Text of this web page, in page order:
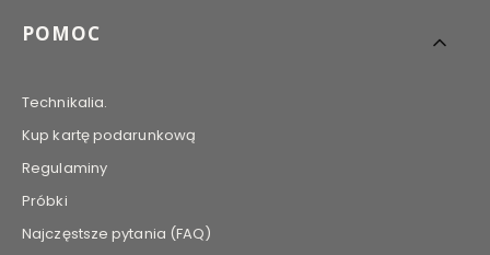
POMOC
Technikalia.
Kup kartę podarunkową
Regulaminy
Próbki
Najczęstsze pytania (FAQ)